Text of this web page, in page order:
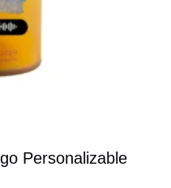
Personalizable